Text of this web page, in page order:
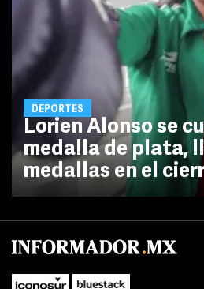
DEPORTES
Lorien Alonso se
medalla de plata,
medallas en el